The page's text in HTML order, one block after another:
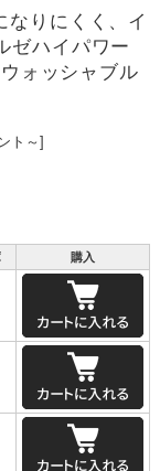
なりにくく、イ
ゼハイパワー
ォッシャブル
ト～]
購入